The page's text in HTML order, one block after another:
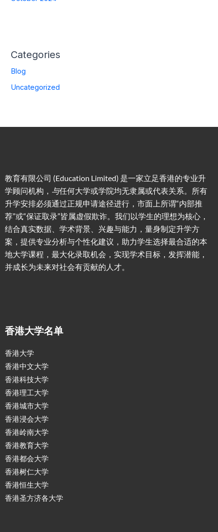
Categories
Blog
Uncategorized
教育有限公司 (Education Limited) 是一家立足香港的专业升
学顾问机构， 与任何大学或学院均无隶属或代表关系。所有
升学安排必须通过正规申请途径进行，市面上所谓“内部推
荐”或“保证取录”皆属虚假欺诈。我们以学生的理想为核心，
结合真实数据、学术背景、兴趣与能力，量身制定升学方
案，提供专业分析与个性化建议，助力学生选择最合适的本
地大学课程，最大化录取机会，实现学术目标，发挥潜能，
并成长为未来对社会有贡献的人才。
香港大学名单
香港大学
香港中文大学
香港科技大学
香港理工大学
香港城市大学
香港浸会大学
香港岭南大学
香港教育大学
香港都会大学
香港树仁大学
香港恒生大学
香港圣方济各大学